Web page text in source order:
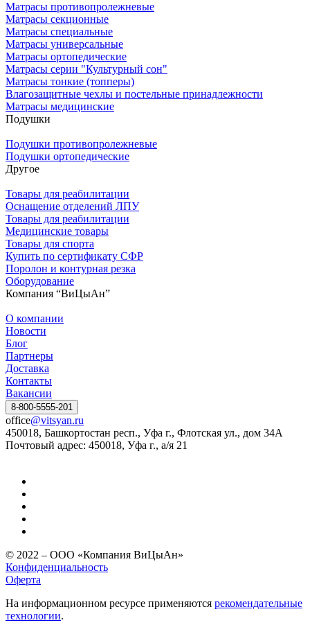
Матрасы противопролежневые
Матрасы секционные
Матрасы специальные
Матрасы универсальные
Матрасы ортопедические
Матрасы серии "Культурный сон"
Матрасы тонкие (топперы)
Влагозащитные чехлы и постельные принадлежности
Матрасы медицинские
Подушки
Подушки противопролежневые
Подушки ортопедические
Другое
Товары для реабилитации
Оснащение отделений ЛПУ
Товары для реабилитации
Медицинские товары
Товары для спорта
Купить по сертификату СФР
Поролон и контурная резка
Оборудование
Компания “ВиЦыАн”
О компании
Новости
Блог
Партнеры
Доставка
Контакты
Вакансии
8-800-5555-201
office@vitsyan.ru
450018, Башкортостан респ., Уфа г., Флотская ул., дом 34А
Почтовый адрес: 450018, Уфа г., а/я 21
© 2022 – ООО «Компания ВиЦыАн»
Конфиденциальность
Оферта
На информационном ресурсе применяются рекомендательные
технологии.